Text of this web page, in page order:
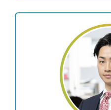
の二点は譲ることのでき
た、お客様と向き合うに
産・税務など一つ一つの
を実行するのではなく、
ンストップで解決策を提
いく時代の中で求められ
情報があふれる世の中に
不安を軽くし、夢や将来
きる良きパートナーとし